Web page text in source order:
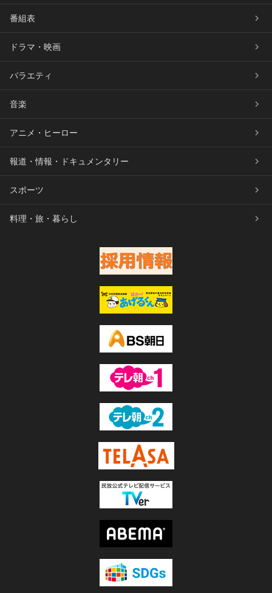
番組表
ドラマ・映画
バラエティ
音楽
アニメ・ヒーロー
報道・情報・ドキュメンタリー
スポーツ
料理・旅・暮らし